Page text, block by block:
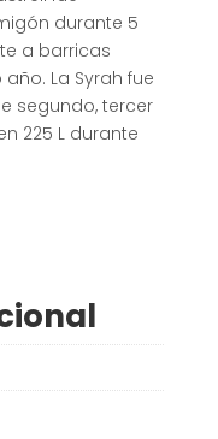
durante 5
a barricas
La Syrah fue
segundo, tercer
225 L durante